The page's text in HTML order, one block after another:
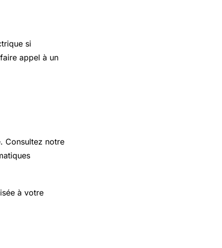
si
appel à un
Consultez notre
à votre